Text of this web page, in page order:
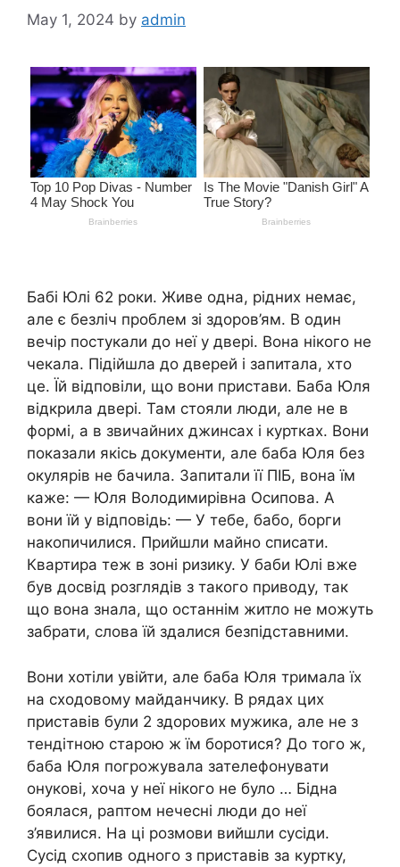
May 1, 2024 by admin
Бабі Юлі 62 роки. Живе одна, рідних немає,
але є безліч проблем зі здоров’ям. В один
вечір постукали до неї у двері. Вона нікого не
чекала. Підійшла до дверей і запитала, хто
це. Їй відповіли, що вони пристави. Баба Юля
відкрила двері. Там стояли люди, але не в
формі, а в звичайних джинсах і куртках. Вони
показали якісь документи, але баба Юля без
окулярів не бачила. Запитали її ПІБ, вона їм
каже: — Юля Володимирівна Осипова. А
вони їй у відповідь: — У тебе, бабо, борги
накопичилися. Прийшли майно списати.
Квартира теж в зоні ризику. У баби Юлі вже
був досвід розглядів з такого приводу, так
що вона знала, що останнім житло не можуть
забрати, слова їй здалися безпідставними.
Вони хотіли увійти, але баба Юля тримала їх
на сходовому майданчику. В рядах цих
приставів були 2 здорових мужика, але не з
тендітною старою ж їм боротися? До того ж,
баба Юля погрожувала зателефонувати
онукові, хоча у неї нікого не було … Бідна
боялася, раптом нечесні люди до неї
з’явилися. На ці розмови вийшли сусіди.
Сусід схопив одного з приставів за куртку,